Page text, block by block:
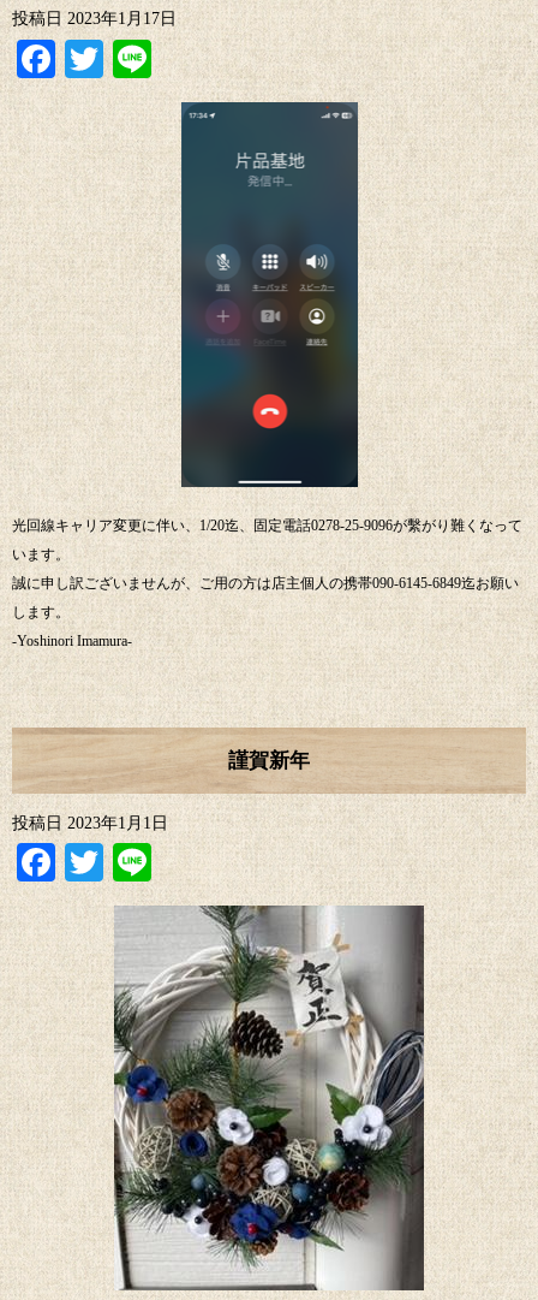
投稿日 2023年1月17日
Facebook
Twitter
Line
光回線キャリア変更に伴い、1/20迄、固定電話0278-25-9096が繫がり難くなって
います。
誠に申し訳ございませんが、ご用の方は店主個人の携帯090-6145-6849迄お願い
します。
-Yoshinori Imamura-
謹賀新年
投稿日 2023年1月1日
Facebook
Twitter
Line